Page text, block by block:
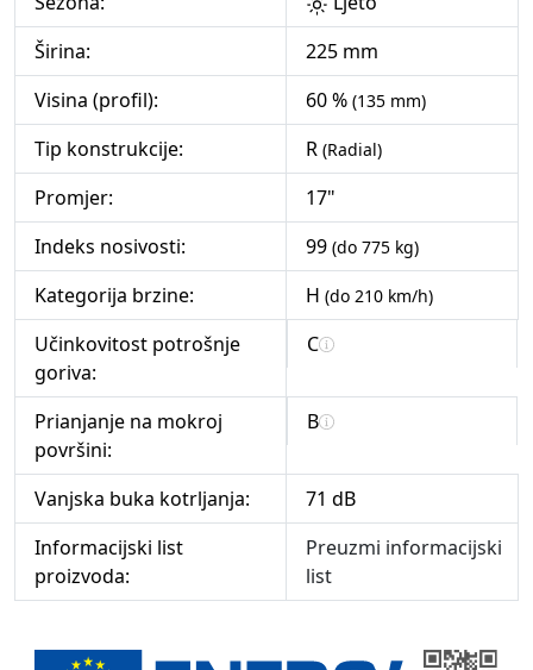
Širina:
225 mm
Visina (profil):
60 % (135 mm)
Tip konstrukcije: R (Radial)
Promjer:
17"
Indeks nosivosti:
99 (do 775 kg)
Kategorija brzine: H (do 210 km/h)
Učinkovitost potrošnje
goriva:
C
Prianjanje na mokroj
površini:
B
Vanjska buka kotrljanja:
71 dB
Informacijski list
proizvoda:
Preuzmi informacijski
list